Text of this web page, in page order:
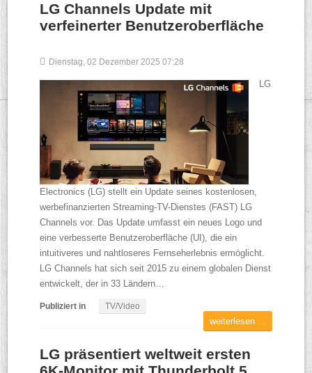
LG Channels Update mit
verfeinerter Benutzeroberfläche
Dienstag, 02 Dezember 2025 07:28
LG
Electronics (LG) stellt ein Update seines kostenlosen,
werbefinanzierten Streaming-TV-Dienstes (FAST) LG
Channels vor. Das Update umfasst ein neues Logo und
eine verbesserte Benutzeroberfläche (UI), die ein
intuitiveres und nahtloseres Fernseherlebnis ermöglicht.
LG Channels hat sich seit 2015 zu einem globalen Dienst
entwickelt, der in 33 Ländern…
Publiziert in TV/Video
weiterlesen ...
LG präsentiert weltweit ersten